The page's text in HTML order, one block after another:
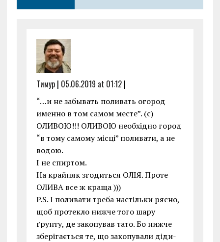
k p
Тимур| 05.06.2019 at 01:12|
“…и не забывать поливать огород
именно в том самом месте”. (с)
ОЛИВОЮ!!! ОЛИВОЮ необхідно город
“в тому самому місці” поливати, а не
водою.
І не спиртом.
На крайняк згодиться ОЛІЯ. Проте
ОЛИВА все ж краща )))
P.S. І поливати треба настільки рясно,
щоб протекло нижче того шару
ґрунту, де закопував тато. Бо нижче
зберігається те, що закопували діди-